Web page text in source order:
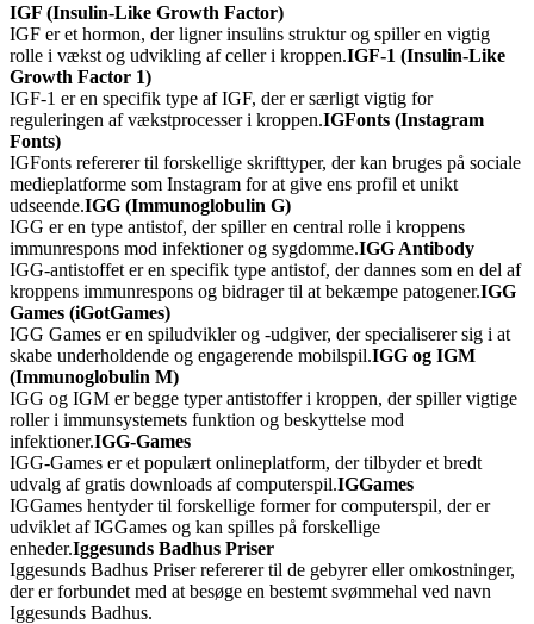
IGF (Insulin-Like Growth Factor)
IGF er et hormon, der ligner insulins struktur og spiller en vigtig
rolle i vækst og udvikling af celler i kroppen.IGF-1 (Insulin-Like
Growth Factor 1)
IGF-1 er en specifik type af IGF, der er særligt vigtig for
reguleringen af vækstprocesser i kroppen.IGFonts (Instagram
Fonts)
IGFonts refererer til forskellige skrifttyper, der kan bruges på sociale
medieplatforme som Instagram for at give ens profil et unikt
udseende.IGG (Immunoglobulin G)
IGG er en type antistof, der spiller en central rolle i kroppens
immunrespons mod infektioner og sygdomme.IGG Antibody
IGG-antistoffet er en specifik type antistof, der dannes som en del af
kroppens immunrespons og bidrager til at bekæmpe patogener.IGG
Games (iGotGames)
IGG Games er en spiludvikler og -udgiver, der specialiserer sig i at
skabe underholdende og engagerende mobilspil.IGG og IGM
(Immunoglobulin M)
IGG og IGM er begge typer antistoffer i kroppen, der spiller vigtige
roller i immunsystemets funktion og beskyttelse mod
infektioner.IGG-Games
IGG-Games er et populært onlineplatform, der tilbyder et bredt
udvalg af gratis downloads af computerspil.IGGames
IGGames hentyder til forskellige former for computerspil, der er
udviklet af IGGames og kan spilles på forskellige
enheder.Iggesunds Badhus Priser
Iggesunds Badhus Priser refererer til de gebyrer eller omkostninger,
der er forbundet med at besøge en bestemt svømmehal ved navn
Iggesunds Badhus.